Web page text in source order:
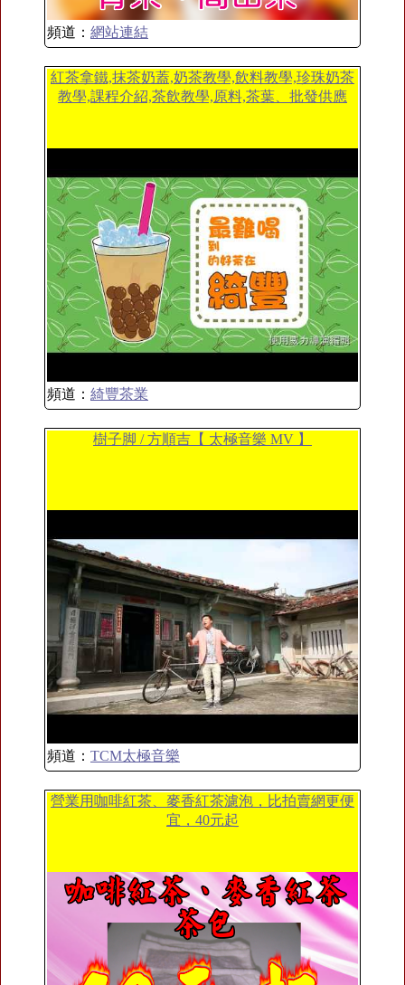
頻道： 網站連結
紅茶拿鐵,抹茶奶蓋,奶茶教學,飲料教學,珍珠奶茶
教學,課程介紹,茶飲教學,原料,茶葉、批發供應
頻道： 綺豐茶業
樹子脚 / 方順吉【 太極音樂 MV 】
頻道： TCM太極音樂
營業用咖啡紅茶、麥香紅茶濾泡，比拍賣網更便
宜，40元起